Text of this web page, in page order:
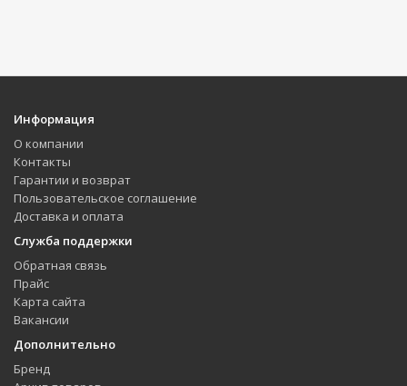
Информация
О компании
Контакты
Гарантии и возврат
Пользовательское соглашение
Доставка и оплата
Служба поддержки
Обратная связь
Прайс
Карта сайта
Вакансии
Дополнительно
Бренд